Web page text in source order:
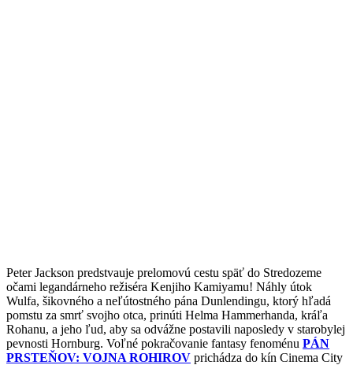
Peter Jackson predstvauje prelomovú cestu späť do Stredozeme
očami legandárneho režiséra Kenjiho Kamiyamu! Náhly útok
Wulfa, šikovného a neľútostného pána Dunlendingu, ktorý hľadá
pomstu za smrť svojho otca, prinúti Helma Hammerhanda, kráľa
Rohanu, a jeho ľud, aby sa odvážne postavili naposledy v starobylej
pevnosti Hornburg. Voľné pokračovanie fantasy fenoménu PÁN
PRSTEŇOV: VOJNA ROHIROV prichádza do kín Cinema City